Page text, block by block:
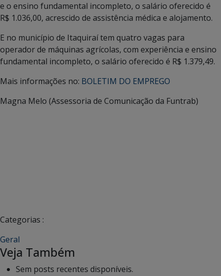
e o ensino fundamental incompleto, o salário oferecido é
R$ 1.036,00, acrescido de assistência médica e alojamento.
E no município de Itaquiraí tem quatro vagas para
operador de máquinas agrícolas, com experiência e ensino
fundamental incompleto, o salário oferecido é R$ 1.379,49.
Mais informações no: BOLETIM DO EMPREGO
Magna Melo (Assessoria de Comunicação da Funtrab)
Categorias :
Geral
Veja Também
Sem posts recentes disponíveis.